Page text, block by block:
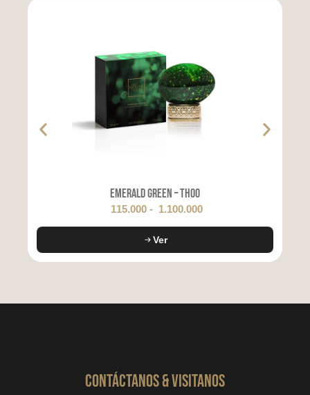
Emerald Green – THOO
115.000 - 1.100.000
Ver
CONTáCTanos & VISITANOS